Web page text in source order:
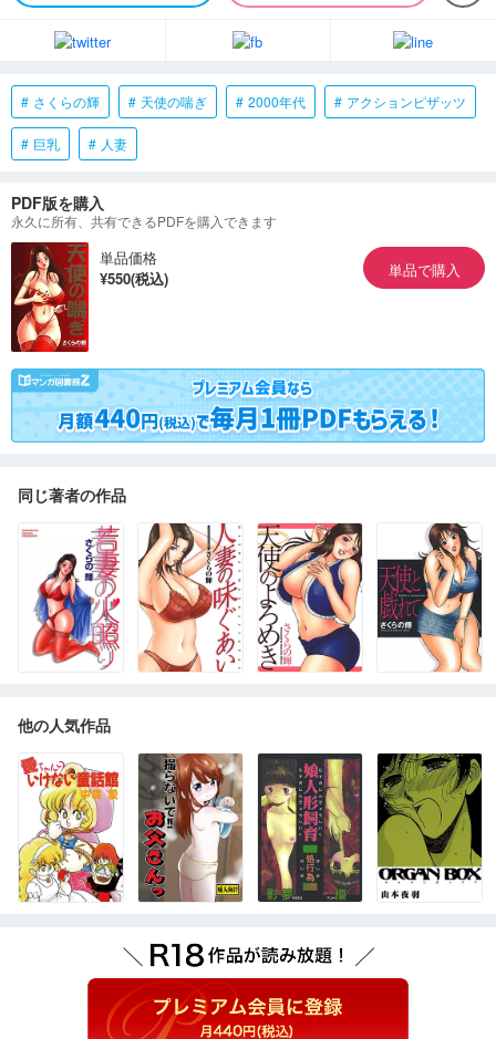
さくらの輝 天使の喘ぎ 2000年代 アクションピザッツ
巨乳 人妻
PDF版を購入
永久に所有、共有できるPDFを購入できます
単品価格
¥550(税込)
単品で購入
同じ著者の作品
他の人気作品